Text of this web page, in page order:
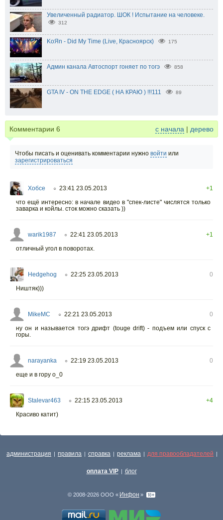
Увеличенный радиатор. ШОК ! Испытание на человеке.
312
KoЯn - Did My Time (Live, Красноярск) 175
Админ канала Автоспорт гоняет по тогэ 858
GTA IV - ON THE EDGE ( НА КРАЮ ) !!!111 89
Комментарии 6 с начала | дерево
Чтобы писать и оценивать комментарии нужно войти или
зарегистрироваться
Хобсе ○ 23:41 23.05.2013
+1
что ещё интересно: в начале видео в "спек-листе" числятся только
заварка и койлы. сток можно сказать ))
warik1987 ○ 22:41 23.05.2013
+1
отличный угол в поворотах.
Hedgehog ○ 22:25 23.05.2013
0
Ништяк)))
MikeMC ○ 22:21 23.05.2013
0
ну он и называется тогэ дрифт (touge drift) - подъем или спуск с
горы.
narayanka ○ 22:19 23.05.2013
0
еще и в гору о_0
Stalevar463 ○ 22:15 23.05.2013
+4
Красиво катит)
администрация | правила | справка | реклама | для правообладателей |
оплата VIP | блог
© 2008-2026 ООО « Инфон »